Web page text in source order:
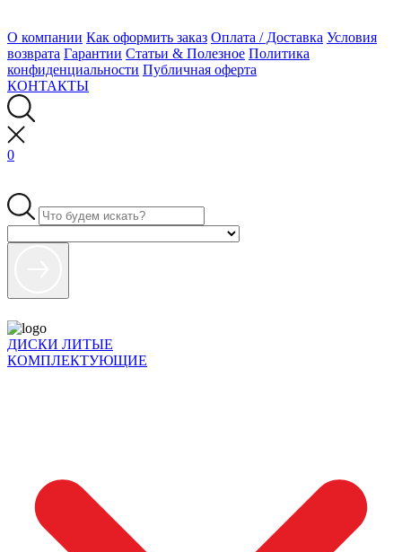
О компании Как оформить заказ Оплата / Доставка Условия
возврата Гарантии Статьи & Полезное Политика
конфиденциальности Публичная оферта
КОНТАКТЫ
0
ДИСКИ ЛИТЫЕ
КОМПЛЕКТУЮЩИЕ